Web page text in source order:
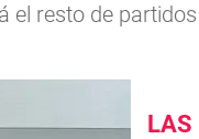
resto de
LAS